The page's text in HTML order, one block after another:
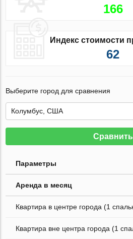
166
Индекс стоимости
62
Выберите город для сравнения
Сравнить
Параметры
Аренда в месяц
Квартира в центре города (1
Квартира вне центра города (1